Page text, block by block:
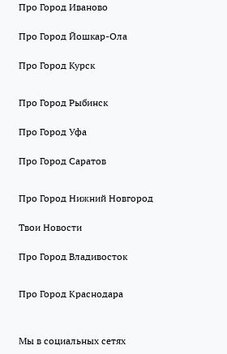
Про Город Иваново
Про Город Йошкар-Ола
Про Город Курск
Про Город Рыбинск
Про Город Уфа
Про Город Саратов
Про Город Нижний Новгород
Твои Новости
Про Город Владивосток
Про Город Краснодара
Мы в социальных сетях